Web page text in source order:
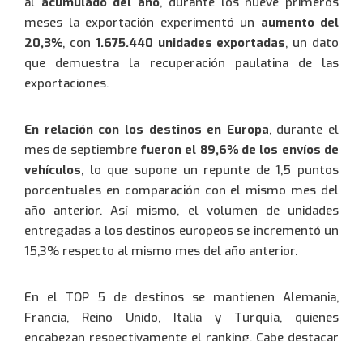
meses la exportación experimentó un aumento del
20,3%, con 1.675.440 unidades exportadas, un dato
que demuestra la recuperación paulatina de las
exportaciones.
En relación con los destinos en Europa, durante el
mes de septiembre fueron el 89,6% de los envíos de
vehículos, lo que supone un repunte de 1,5 puntos
porcentuales en comparación con el mismo mes del
año anterior. Así mismo, el volumen de unidades
entregadas a los destinos europeos se incrementó un
15,3% respecto al mismo mes del año anterior.
En el TOP 5 de destinos se mantienen Alemania,
Francia, Reino Unido, Italia y Turquía, quienes
encabezan respectivamente el ranking. Cabe destacar
0034 943 434 458